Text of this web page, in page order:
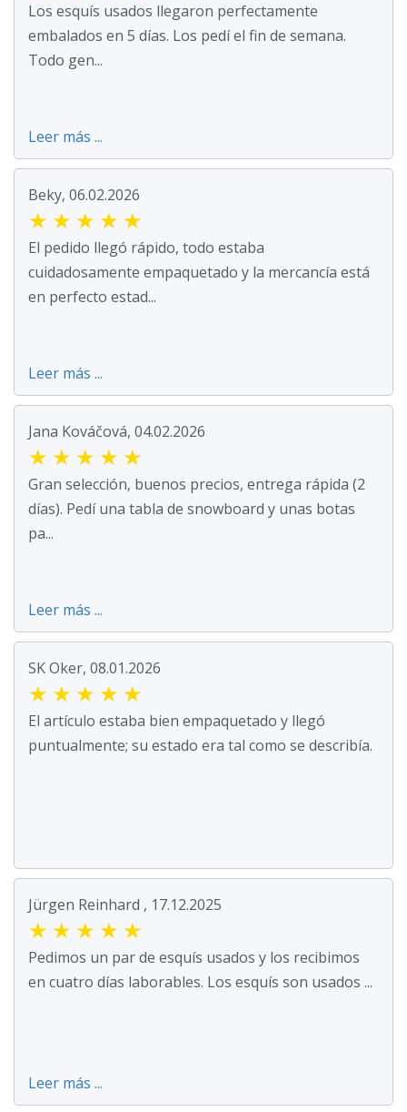
Los esquís usados llegaron perfectamente
embalados en 5 días. Los pedí el fin de semana.
Todo gen...
Leer más ...
Beky, 06.02.2026
★ ★ ★ ★ ★
El pedido llegó rápido, todo estaba
cuidadosamente empaquetado y la mercancía está
en perfecto estad...
Leer más ...
Jana Kováčová, 04.02.2026
★ ★ ★ ★ ★
Gran selección, buenos precios, entrega rápida (2
días). Pedí una tabla de snowboard y unas botas
pa...
Leer más ...
SK Oker, 08.01.2026
★ ★ ★ ★ ★
El artículo estaba bien empaquetado y llegó
puntualmente; su estado era tal como se describía.
Jürgen Reinhard , 17.12.2025
★ ★ ★ ★ ★
Pedimos un par de esquís usados y los recibimos
en cuatro días laborables. Los esquís son usados ...
Leer más ...